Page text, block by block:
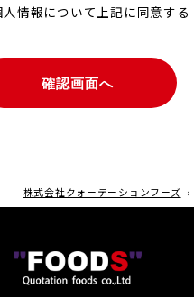
人情報について上記に同意する
株式会社クォーテーションフーズ ›